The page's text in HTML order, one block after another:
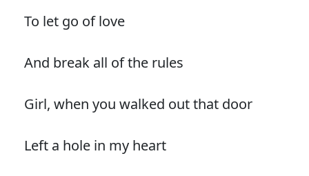
To let go of love
And break all of the rules
Girl, when you walked out that door
Left a hole in my heart